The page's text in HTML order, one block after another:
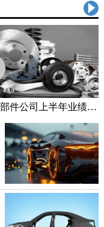
汽车零部件公司上半年业绩频预喜 加速拓展海外市场